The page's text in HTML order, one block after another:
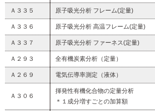
Ａ３３５ 原⼦吸光分析 フレーム(定量)
Ａ３３６ 原⼦吸光分析 ⾼温フレーム(定量)
Ａ３３７ 原⼦吸光分析 ファーネス(定量)
Ａ２９３ 全有機炭素分析（定量）
Ａ２６９ 電気伝導率測定（液体）
Ａ３０６
揮発性有機化合物の定量分析
＊１成分増すごとの加算額